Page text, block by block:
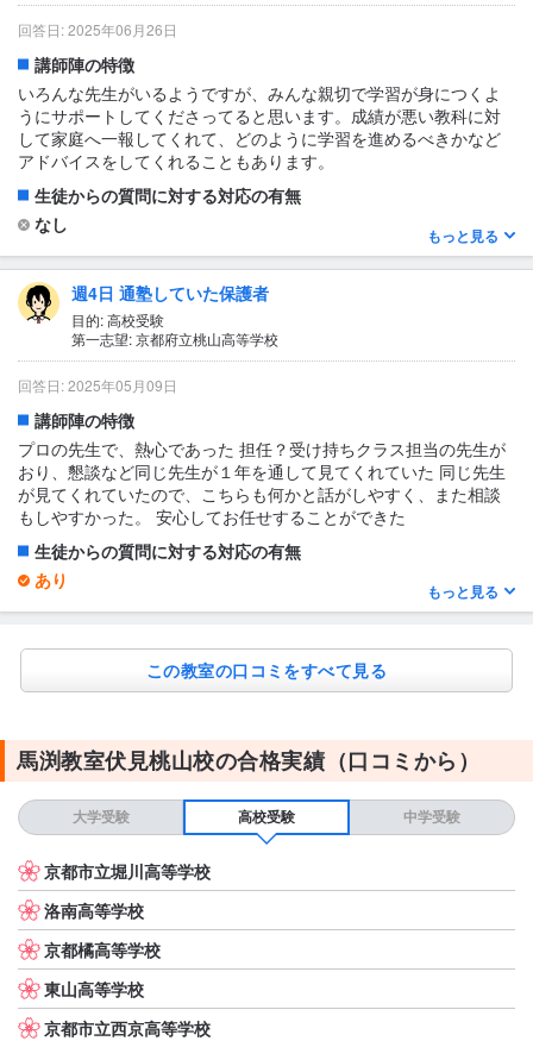
1日あたりの授業時間について
授業の形式・流れ・雰囲気
授業の形式は集団指導で行われていますが、ただ一方的に説明を
聞くだけではなく、最初に問題を解く時間が設けられている点が
特徴的です。自分で一度考えてから解説を聞くことで、理解がよ
宿題として事前に問題を解いてくることが求められるため、予習
復習の習慣が自然と身につきます。集団授業でありながらも、確
認テストや声かけを通して一人ひとりの理解度を把握してくれる
ため、緊張感を持って取り組める環境だと感じています。
テキスト・教材について
独自の教材
回答日: 2025年06月26日
講師陣の特徴
いろんな先生がいるようですが、みんな親切で学習が身につくよ
うにサポートしてくださってると思います。成績が悪い教科に対
して家庭へ一報してくれて、どのように学習を進めるべきかなど
アドバイスをしてくれることもあります。
生徒からの質問に対する対応の有無
なし
1日あたりの授業時間について
2〜3時間
授業の形式・流れ・雰囲気
授業は集団授業で、学校と同じように、先生が質問し生徒に答え
ばいけません。授業が終わった内容が宿題として出ているようで
す。 塾の雰囲気ですが、集団のためいろんな子がいるようで、私
語をしていたり遅刻をする子もいるようです。先生が注意はして
いるそうです。
テキスト・教材について
テキスト、教材に関してはあまりチェックしていません。塾に任
せています。
もっと見る
週4日 通塾していた保護者
目的: 高校受験
第一志望: 京都府立桃山高等学校
回答日: 2025年05月09日
講師陣の特徴
プロの先生で、熱心であった 担任？受け持ちクラス担当の先生が
おり、懇談など同じ先生が１年を通して見てくれていた 同じ先生
が見てくれていたので、こちらも何かと話がしやすく、また相談
もしやすかった。 安心してお任せすることができた
生徒からの質問に対する対応の有無
あり
手の空いている先生が対応してくれていた
たり、テストの成績で座る席が毎回変わっていた。 席が毎回変わ
ることで、子どものやる気やモチベーションもアップしていた。
雰囲気もよかったです
テキスト・教材について
独自の教材
もっと見る
この教室の口コミをすべて見る
馬渕教室伏見桃山校の合格実績（口コミから）
大学受験 高校受験 中学受験
京都市立堀川高等学校
洛南高等学校
京都橘高等学校
東山高等学校
京都市立西京高等学校